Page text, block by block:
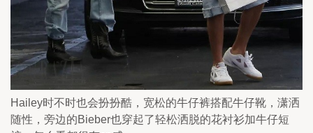
Hailey时不时也会扮扮酷，宽松的牛仔裤搭配牛仔靴，潇洒
随性，旁边的Bieber也穿起了轻松洒脱的花衬衫加牛仔短